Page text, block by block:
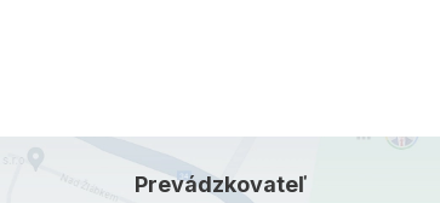
Prevádzkovateľ